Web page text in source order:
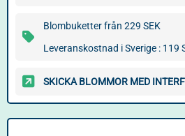
Blombuketter från 229 SEK
Leveranskostnad i Sverige : 119
SKICKA BLOMMOR MED